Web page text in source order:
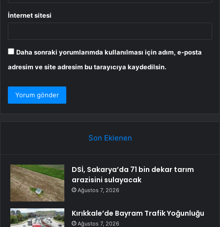
İnternet sitesi
Daha sonraki yorumlarımda kullanılması için adım, e-posta
adresim ve site adresim bu tarayıcıya kaydedilsin.
Son Eklenen
DSİ, Sakarya’da 71 bin dekar tarım
arazisini sulayacak
Ağustos 7, 2026
Kırıkkale’de Bayram Trafik Yoğunluğu
Ağustos 7, 2026